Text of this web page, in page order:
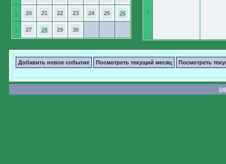
» 20 21 22 23 24 25 26
» 27 28 29 30
»
Добавить новое событие Посмотреть текущий месяц Посмотреть